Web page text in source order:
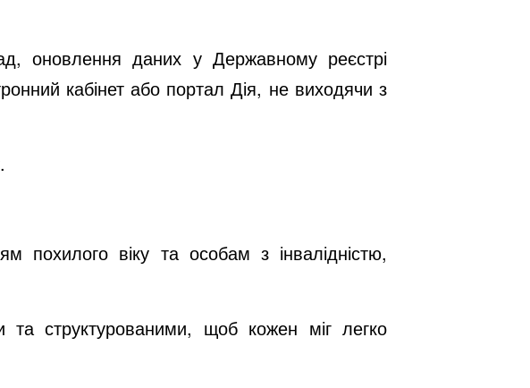
оновлення даних у Державному реєстрі
кабінет або портал Дія, не виходячи з
похилого віку та особам з інвалідністю,
структурованими, щоб кожен міг легко